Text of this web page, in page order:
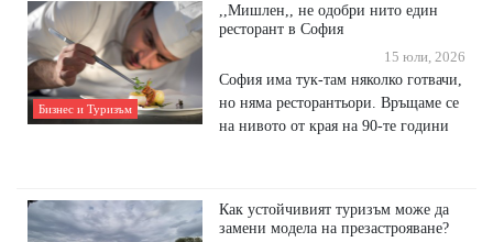
Бизнес и Туризъм
,,Мишлен,, не одобри нито един
ресторант в София
15 юли, 2026
София има тук-там няколко готвачи,
но няма ресторантьори. Връщаме се
на нивото от края на 90-те години
Как устойчивият туризъм може да
замени модела на презастрояване?